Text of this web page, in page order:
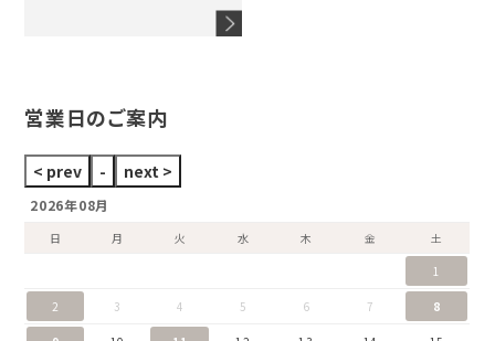
営業日のご案内
2026年08月
日 月 火 水 木 金
土
1
2 3 4 5 6 7 8